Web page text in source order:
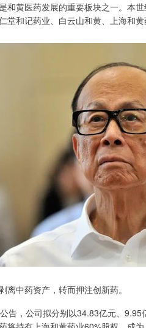
黄医药发展的重要板块之一。本
堂和记药业、白云山和黄、上海和
中药资产，转而押注创新药。
，公司拟分别以34.83亿元、9.95